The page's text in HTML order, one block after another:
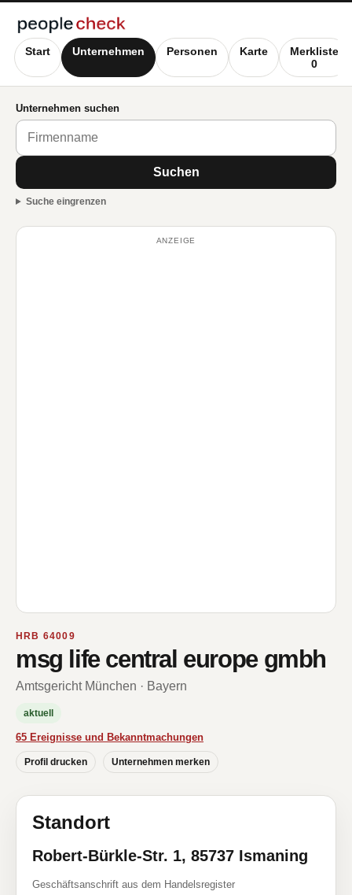
Start Unternehmen Personen Karte
Merkliste
0
Unternehmen suchen
Suchen
Suche eingrenzen
ANZEIGE
HRB 64009
msg life central europe gmbh
Amtsgericht München · Bayern
aktuell
65 Ereignisse und Bekanntmachungen
Profil drucken Unternehmen merken
Standort
Robert-Bürkle-Str. 1, 85737 Ismaning
Geschäftsanschrift aus dem Handelsregister